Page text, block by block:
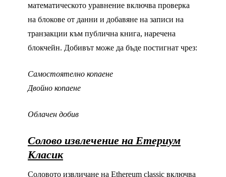
математическото уравнение включва проверка
на блокове от данни и добавяне на записи на
транзакции към публична книга, наречена
блокчейн. Добивът може да бъде постигнат чрез:
Самостоятелно копаене
Двойно копаене
Облачен добив
Солово извлечение на Етериум
Класик
Соловото извличане на Ethereum classic включва